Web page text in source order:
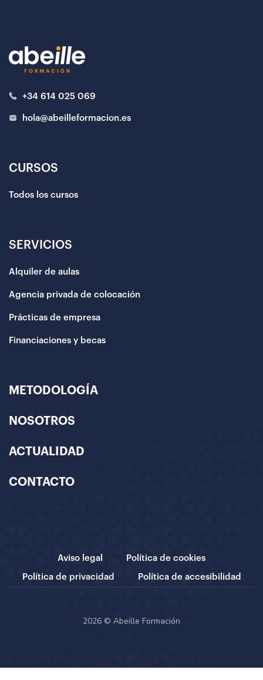
+34 614 025 069
hola@abeilleformacion.es
CURSOS
Todos los cursos
SERVICIOS
Alquiler de aulas
Agencia privada de colocación
Prácticas de empresa
Financiaciones y becas
METODOLOGÍA
NOSOTROS
ACTUALIDAD
CONTACTO
Aviso legal Política de cookies
Política de privacidad Política de accesibilidad
2026 © Abeille Formación